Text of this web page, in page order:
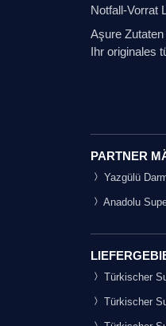
Notfall-Vorrat
Aşure
Ihr originales
PARTNER
Yazgülü
Anadolu
Türkischer
Türkischer